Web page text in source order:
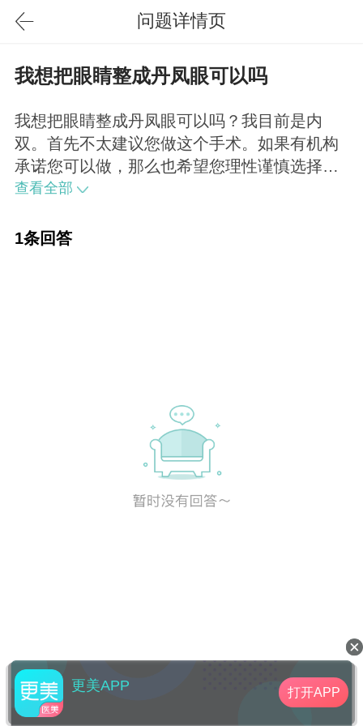
问题详情页
我想把眼睛整成丹凤眼可以吗
我想把眼睛整成丹凤眼可以吗？我目前是内
双。首先不太建议您做这个手术。如果有机构
承诺您可以做，那么也希望您理性谨慎选择，
术后效果可能与您预期的会有差异。天生单眼
天生双眼皮或内双要改成单眼皮的，最好不要
查看全部
1条回答
更美APP 打开APP